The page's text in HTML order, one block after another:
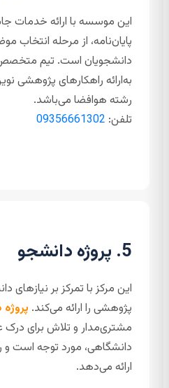
این موسسه با ارائه خدمات
پایان‌نامه، از مرحله انتخاب
دانشجویان است. تیم متخصص
به‌ارائه راهکارهای پژوهشی
رشته هوافضا می‌باشد.
تلفن: 09356661302
5. پروژه دانشجو
این مرکز با تمرکز بر نیازهای
پژوهشی را ارائه می‌کند.
مشتری‌مدار و تلاش برای درک
دانشگاهی، مورد توجه است و
ارائه می‌دهد.